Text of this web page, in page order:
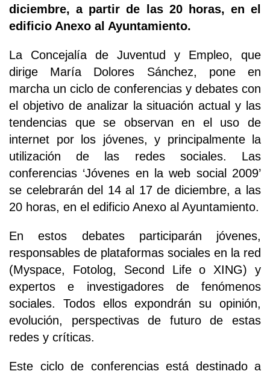
diciembre, a partir de las 20 horas, en el
edificio Anexo al Ayuntamiento.
La Concejalía de Juventud y Empleo, que
dirige María Dolores Sánchez, pone en
marcha un ciclo de conferencias y debates con
el objetivo de analizar la situación actual y las
tendencias que se observan en el uso de
internet por los jóvenes, y principalmente la
utilización de las redes sociales. Las
conferencias ‘Jóvenes en la web social 2009’
se celebrarán del 14 al 17 de diciembre, a las
20 horas, en el edificio Anexo al Ayuntamiento.
En estos debates participarán jóvenes,
responsables de plataformas sociales en la red
(Myspace, Fotolog, Second Life o XING) y
expertos e investigadores de fenómenos
sociales. Todos ellos expondrán su opinión,
evolución, perspectivas de futuro de estas
redes y críticas.
Este ciclo de conferencias está destinado a